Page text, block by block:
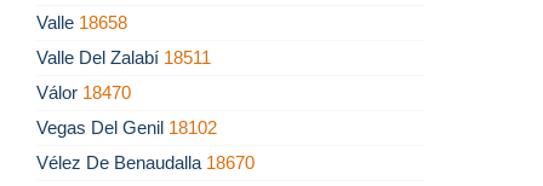
Valle 18658
Valle Del Zalabí 18511
Válor 18470
Vegas Del Genil 18102
Vélez De Benaudalla 18670